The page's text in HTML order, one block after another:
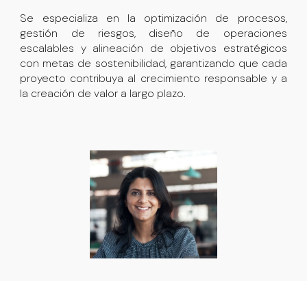
Se especializa en la optimización de procesos,
gestión de riesgos, diseño de operaciones
escalables y alineación de objetivos estratégicos
con metas de sostenibilidad, garantizando que cada
proyecto contribuya al crecimiento responsable y a
la creación de valor a largo plazo.